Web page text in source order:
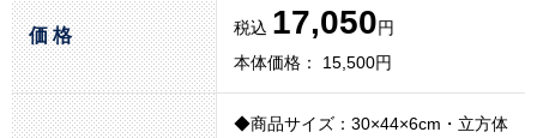
価 格 税込 17,050円
本体価格： 15,500円
◆商品サイズ：30×44×6cm・立方体